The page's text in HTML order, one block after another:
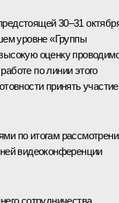
30–31
уровне «Группы
оценку
по линии этого
принять участие
по итогам
видеоконференции
сотрудничества